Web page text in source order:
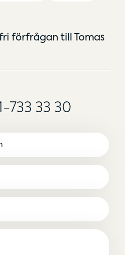
förfrågan till Tomas
733 33 30